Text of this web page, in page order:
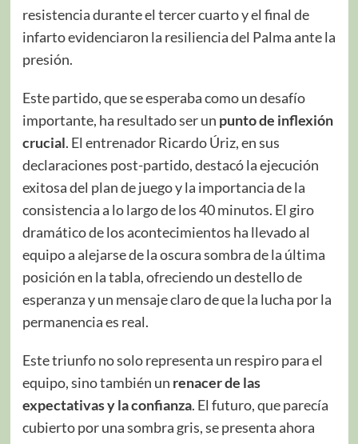
resistencia durante el tercer cuarto y el final de
infarto evidenciaron la resiliencia del Palma ante la
presión.
Este partido, que se esperaba como un desafío
importante, ha resultado ser un punto de inflexión
crucial. El entrenador Ricardo Úriz, en sus
declaraciones post-partido, destacó la ejecución
exitosa del plan de juego y la importancia de la
consistencia a lo largo de los 40 minutos. El giro
dramático de los acontecimientos ha llevado al
equipo a alejarse de la oscura sombra de la última
posición en la tabla, ofreciendo un destello de
esperanza y un mensaje claro de que la lucha por la
permanencia es real.
Este triunfo no solo representa un respiro para el
equipo, sino también un renacer de las
expectativas y la confianza. El futuro, que parecía
cubierto por una sombra gris, se presenta ahora